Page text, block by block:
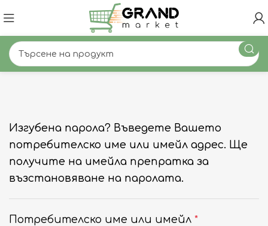
Изгубена парола? Въведете Вашето
потребителско име или имейл адрес. Ще
получите на имейла препратка за
възстановяване на паролата.
Потребителско име или имейл *